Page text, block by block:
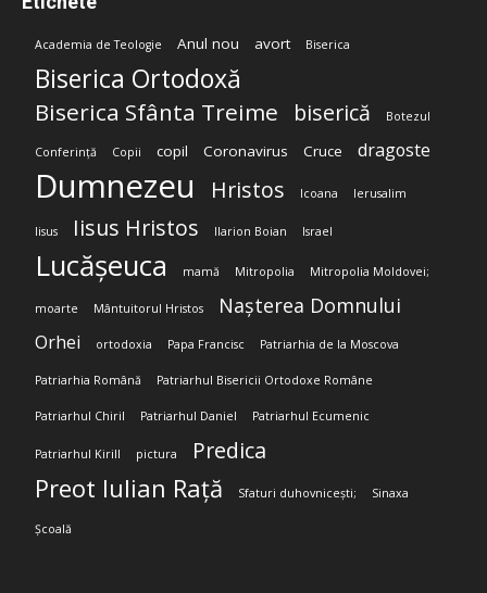
Academia de Teologie Anul nou avort Biserica
Biserica Ortodoxă
Biserica Sfânta Treime biserică Botezul
Conferință Copii copil Coronavirus Cruce dragoste
Dumnezeu Hristos Icoana Ierusalim
Iisus Iisus Hristos Ilarion Boian Israel
Lucășeuca mamă Mitropolia Mitropolia Moldovei;
moarte Mântuitorul Hristos Nașterea Domnului
Orhei ortodoxia Papa Francisc Patriarhia de la Moscova
Patriarhia Română Patriarhul Bisericii Ortodoxe Române
Patriarhul Chiril Patriarhul Daniel Patriarhul Ecumenic
Patriarhul Kirill pictura Predica
Preot Iulian Rață Sfaturi duhovnicești; Sinaxa
Școală